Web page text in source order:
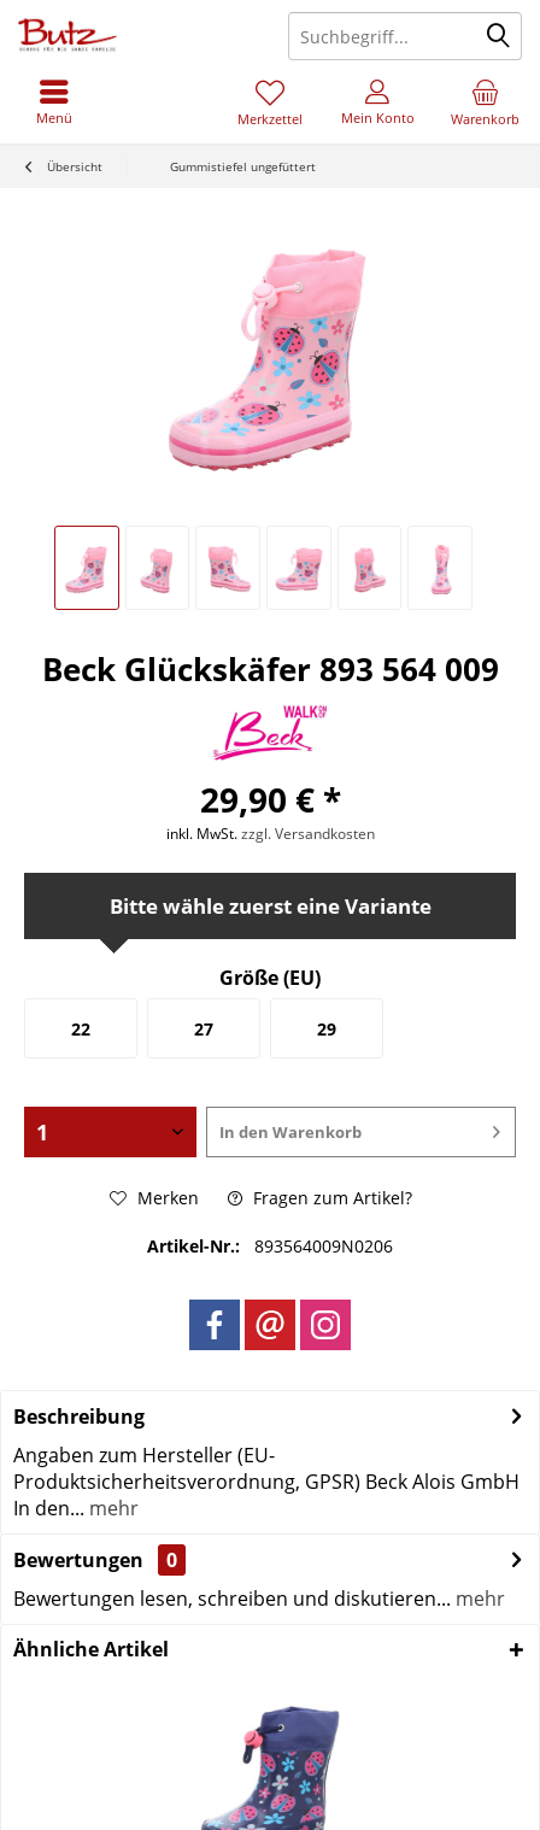
Warenkorb
Merkzettel Mein Konto
Menü
Übersicht Gummistiefel ungefüttert
Beck Glückskäfer 893 564 009
29,90 € *
inkl. MwSt.zzgl. Versandkosten
Bitte wähle zuerst eine Variante
Größe (EU)
22 27 29
In den Warenkorb
Merken Fragen zum Artikel?
Artikel-Nr.: 893564009N0206
Beschreibung
Angaben zum Hersteller (EU-
Produktsicherheitsverordnung, GPSR) Beck Alois GmbH
In den... mehr
Bewertungen
0
Bewertungen lesen, schreiben und diskutieren... mehr
Ähnliche Artikel